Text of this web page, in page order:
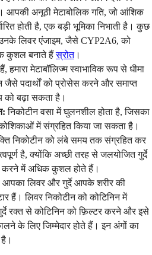
आपकी अनूठी मेटाबोलिक गति, जो आंशिक
होती है, एक बड़ी भूमिका निभाती है। कुछ
लिवर एंजाइम, जैसे CYP2A6, को
कुशल बनाते हैंस्रोत।
मेटाबॉलिज्म स्वाभाविक रूप से धीमा
जैसे पदार्थों को प्रोसेस करने और समाप्त
बढ़ा सकता है।
निकोटीन वसा में घुलनशील होता है, जिसका
में संग्रहित किया जा सकता है।
निकोटीन को लंबे समय तक संग्रहित कर
है, क्योंकि अच्छी तरह से जलयोजित गुर्दे
करने में अधिक कुशल होते हैं।
आपका लिवर और गुर्दे आपके शरीर की
हैं। लिवर निकोटीन को कोटिनिन में
रक्त से कोटिनिन को फ़िल्टर करने और इसे
के लिए जिम्मेदार होते हैं। इन अंगों का
है।